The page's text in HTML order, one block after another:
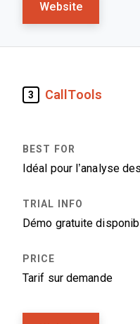
Website
3 CallTools
Idéal pour l’analyse
Démo gratuite
Tarif sur demande